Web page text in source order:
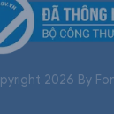
2026 By